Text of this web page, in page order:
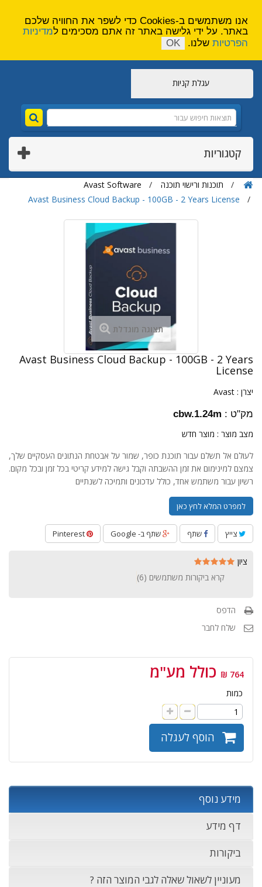
עגלת קניות
קטגוריות
תוכנות ורישוי תוכנה
Avast Software
Avast Business Cloud Backup - 100GB - 2 Years License
תצוגה מוגדלת
Avast Business Cloud Backup - 100GB - 2 Years
License
יצרן : Avast
מק"ט : cbw.1.24m
מצב מוצר : מוצר חדש
לעולם אל תשלם עבור תוכנת כופר, שמור על אבטחת הנתונים העסקיים שלך,
צמצם למינימום את זמן ההשבתה וקבל גישה למידע קריטי בכל זמן ובכל מקום.
רשיון עבור משתמש אחד, כולל עדכונים ותמיכה לשנתיים
למפרט המלא לחץ כאן
צייץ שתף שתף ב- Google
ציון
קרא ביקורות משתמשים (6
)
הדפס
שלח לחבר
764 ₪ כולל מע"מ
כמות
הוסף לעגלה
מידע נוסף
דף מידע
ביקורות
מעוניין לשאול שאלה לגבי המוצר הזה ?
אנו משתמשים ב-Cookies כדי לשפר את החוויה שלכם
באתר. על ידי גלישה באתר זה אתם מסכימים למדיניות
הפרטיות שלנו. OK